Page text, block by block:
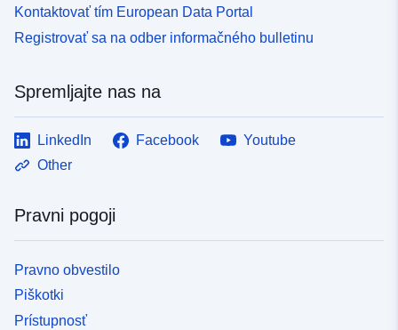
Kontaktovať tím European Data Portal
Registrovať sa na odber informačného bulletinu
Spremljajte nas na
LinkedIn Facebook
Youtube
Other
Pravni pogoji
Pravno obvestilo
Piškotki
Prístupnosť